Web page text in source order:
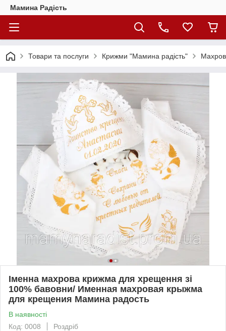
Мамина Радість
Товари та послуги Крижми "Мамина радість"
Іменна махрова крижма для хрещення зі
100% бавовни/ Именная махровая крыжма
для крещения Мамина радость
В наявності
Код: 0008
Роздріб